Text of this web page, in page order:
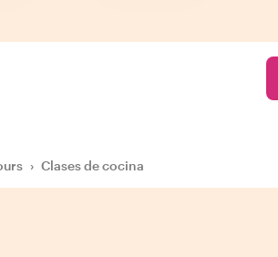
› Clases de cocina